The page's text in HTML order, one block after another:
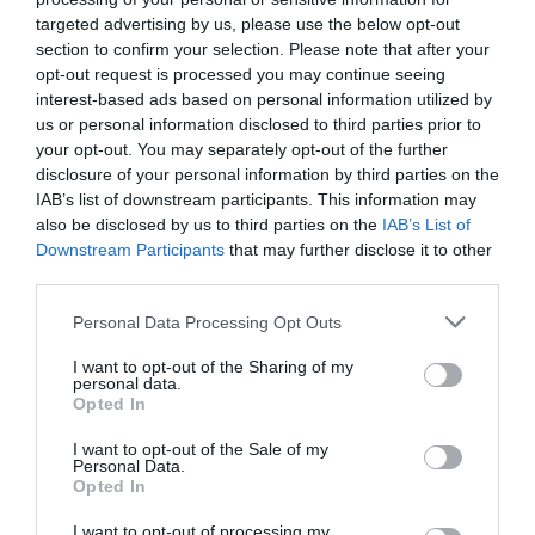
targeted advertising by us, please use the below opt-out
section to confirm your selection. Please note that after your
opt-out request is processed you may continue seeing
interest-based ads based on personal information utilized by
us or personal information disclosed to third parties prior to
your opt-out. You may separately opt-out of the further
disclosure of your personal information by third parties on the
IAB’s list of downstream participants. This information may
also be disclosed by us to third parties on the IAB’s List of
Downstream Participants that may further disclose it to other
Please note that this website/app uses one or more Google
not limited to your visit or usage behaviour. You may click to
grant or deny consent to Google and its third-party tags to
use your data for below specified purposes in below Google
consent section.
Personal Data Processing Opt Outs
I want to opt-out of the Sharing of my
personal data.
Opted In
I want to opt-out of the Sale of my
Personal Data.
Opted In
mvm vezérigazgató vezetők felmentés
Kapitány István